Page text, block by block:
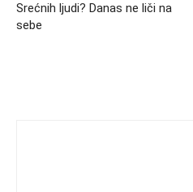
Srećnih ljudi? Danas ne liči na
sebe